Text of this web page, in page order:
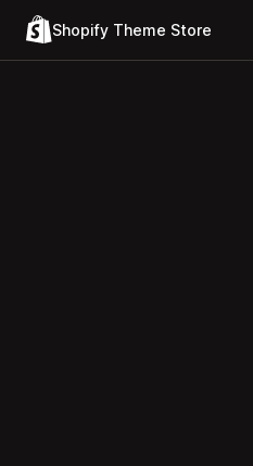
Shopify Theme Store